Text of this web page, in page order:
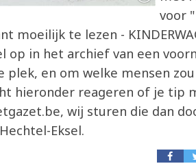
voor
moeilijk te lezen -
op in het archief van een
plek, en om welke mensen zou
hieronder reageren of je tip
wij sturen die dan
Eksel.